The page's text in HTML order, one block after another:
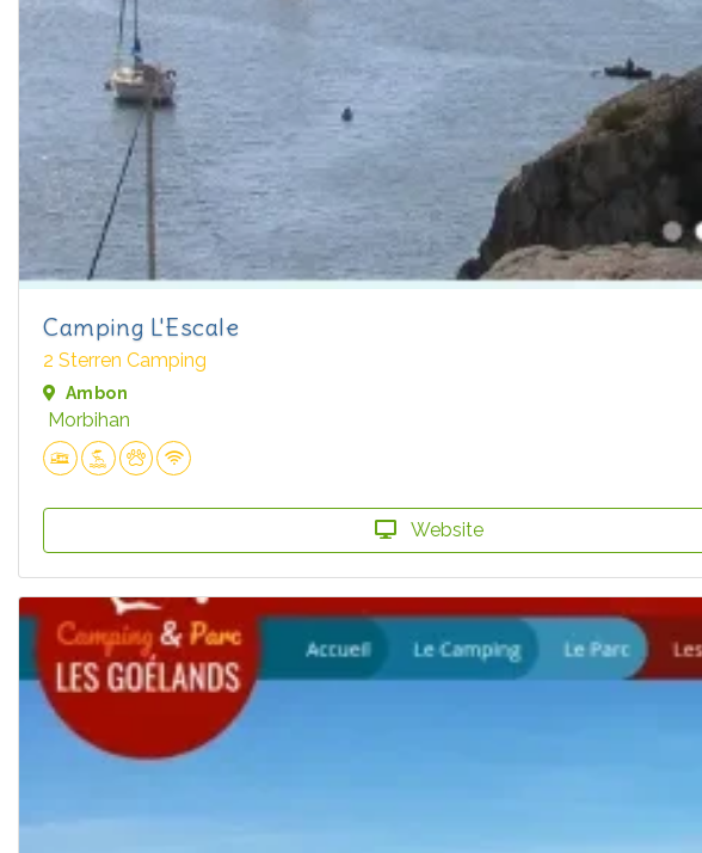
Camping L'Escale
2 Sterren Camping
Ambon
Morbihan
Website